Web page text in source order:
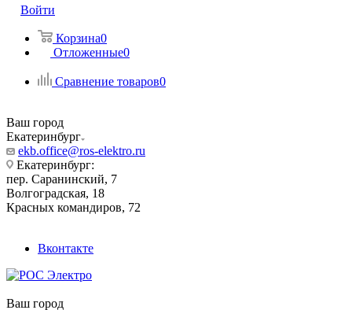
Войти
Корзина0
Отложенные0
Сравнение товаров0
Ваш город
Екатеринбург
ekb.office@ros-elektro.ru
Екатеринбург:
пер. Саранинский, 7
Волгоградская, 18
Красных командиров, 72
Вконтакте
Ваш город